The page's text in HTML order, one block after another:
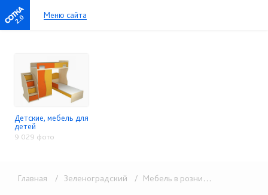
2.0 Меню сайта
Детские, мебель для
детей
9 029 фото
Главная / Зеленоградский / Мебель в розницу